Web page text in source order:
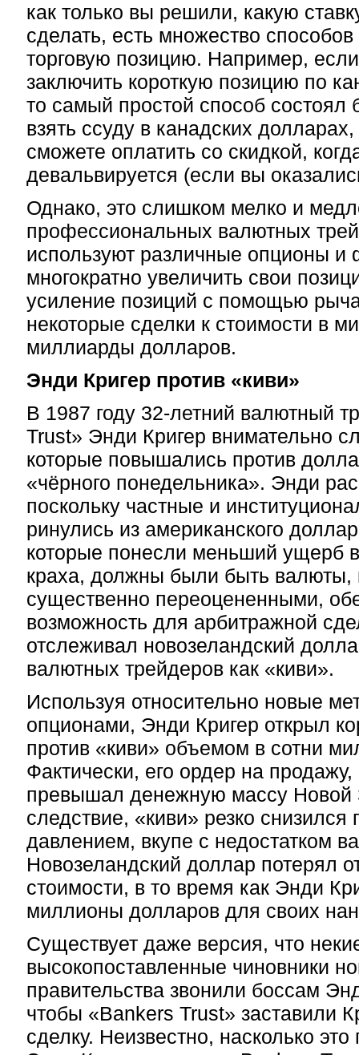
как только вы решили, какую
сделать, есть множество способов
торговую позицию. Например,
заключить короткую позицию по
то самый простой способ состоял
взять ссуду в канадских
сможете оплатить со скидкой,
девальвируется (если вы
Однако, это слишком мелко и
профессиональных валютных
используют различные опционы
многократно увеличить свои
усиление позиций с помощью
некоторые сделки к стоимости в
миллиарды долларов.
Энди Кригер против «киви»
В 1987 году 32-летний валютный
Trust» Энди Кригер внимательно
которые повышались против
«чёрного понедельника». Энди
поскольку частные и
ринулись из американского
которые понесли меньший ущерб
краха, должны были быть валюты,
существенно переоцененными,
возможность для арбитражной
отслеживал новозеландский
валютных трейдеров как «киви».
Используя относительно новые
опционами, Энди Кригер открыл
против «киви» объемом в сотни
Фактически, его ордер на продажу,
превышал денежную массу Новой
следствие, «киви» резко снизился
давлением, вкупе с недостатком
Новозеландский доллар потерял
стоимости, в то время как Энди
миллионы долларов для своих
Существует даже версия, что
высокопоставленные чиновники
правительства звонили боссам
чтобы «Bankers Trust» заставили
сделку. Неизвестно, насколько